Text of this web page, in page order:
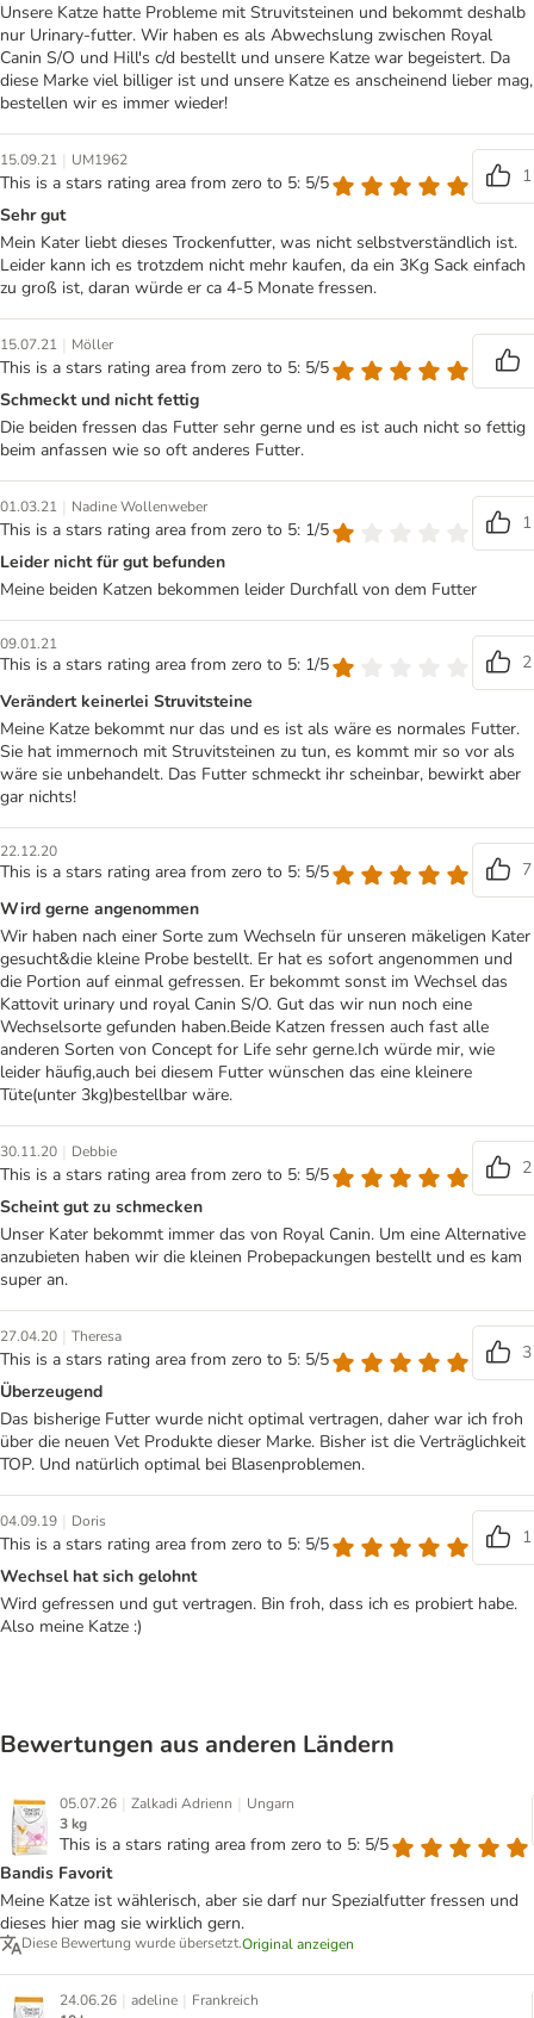
Unsere Katze hatte Probleme mit Struvitsteinen und bekommt deshalb
nur Urinary-futter. Wir haben es als Abwechslung zwischen Royal
Canin S/O und Hill's c/d bestellt und unsere Katze war begeistert. Da
diese Marke viel billiger ist und unsere Katze es anscheinend lieber mag,
bestellen wir es immer wieder!
15.09.21 | UM1962
This is a stars rating area from zero to 5: 5/5
1
Sehr gut
Mein Kater liebt dieses Trockenfutter, was nicht selbstverständlich ist.
Leider kann ich es trotzdem nicht mehr kaufen, da ein 3Kg Sack einfach
zu groß ist, daran würde er ca 4-5 Monate fressen.
15.07.21 | Möller
This is a stars rating area from zero to 5: 5/5
Schmeckt und nicht fettig
Die beiden fressen das Futter sehr gerne und es ist auch nicht so fettig
beim anfassen wie so oft anderes Futter.
01.03.21 | Nadine Wollenweber
This is a stars rating area from zero to 5: 1/5
1
Leider nicht für gut befunden
Meine beiden Katzen bekommen leider Durchfall von dem Futter
09.01.21
This is a stars rating area from zero to 5: 1/5
2
Verändert keinerlei Struvitsteine
Meine Katze bekommt nur das und es ist als wäre es normales Futter.
Sie hat immernoch mit Struvitsteinen zu tun, es kommt mir so vor als
wäre sie unbehandelt. Das Futter schmeckt ihr scheinbar, bewirkt aber
gar nichts!
22.12.20
This is a stars rating area from zero to 5: 5/5
7
Wird gerne angenommen
Wir haben nach einer Sorte zum Wechseln für unseren mäkeligen Kater
gesucht&die kleine Probe bestellt. Er hat es sofort angenommen und
die Portion auf einmal gefressen. Er bekommt sonst im Wechsel das
Kattovit urinary und royal Canin S/O. Gut das wir nun noch eine
Wechselsorte gefunden haben.Beide Katzen fressen auch fast alle
anderen Sorten von Concept for Life sehr gerne.Ich würde mir, wie
leider häufig,auch bei diesem Futter wünschen das eine kleinere
Tüte(unter 3kg)bestellbar wäre.
30.11.20 | Debbie
This is a stars rating area from zero to 5: 5/5
2
Scheint gut zu schmecken
Unser Kater bekommt immer das von Royal Canin. Um eine Alternative
anzubieten haben wir die kleinen Probepackungen bestellt und es kam
super an.
27.04.20 | Theresa
This is a stars rating area from zero to 5: 5/5
3
Überzeugend
Das bisherige Futter wurde nicht optimal vertragen, daher war ich froh
über die neuen Vet Produkte dieser Marke. Bisher ist die Verträglichkeit
TOP. Und natürlich optimal bei Blasenproblemen.
04.09.19 | Doris
This is a stars rating area from zero to 5: 5/5
1
Wechsel hat sich gelohnt
Wird gefressen und gut vertragen. Bin froh, dass ich es probiert habe.
Also meine Katze :)
Bewertungen aus anderen Ländern
05.07.26 | Zalkadi Adrienn | Ungarn
3 kg
This is a stars rating area from zero to 5: 5/5
Bandis Favorit
Meine Katze ist wählerisch, aber sie darf nur Spezialfutter fressen und
dieses hier mag sie wirklich gern.
Diese Bewertung wurde übersetzt.Original anzeigen
24.06.26 | adeline | Frankreich